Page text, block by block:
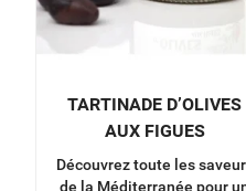
TARTINADE D’OLIVES
AUX FIGUES
Découvrez toute les
de la Méditerranée pour